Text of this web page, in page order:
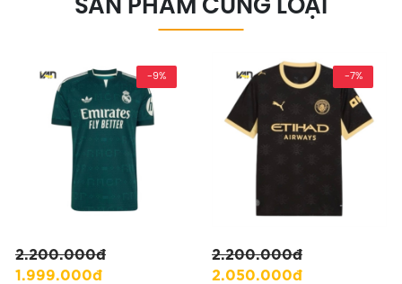
SẢN PHẨM CÙNG LOẠI
2.200.000đ
1.999.000đ
-9%
2.200.000đ
2.050.000đ
-7%